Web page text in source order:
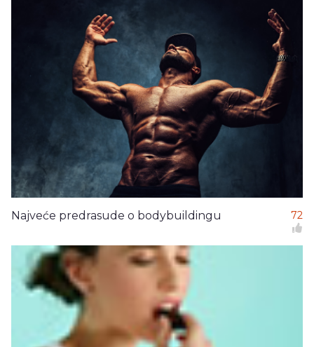
Najveće predrasude o bodybuildingu 72